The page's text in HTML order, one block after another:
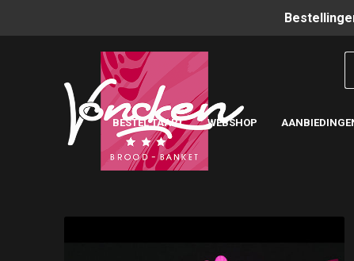
BESTEL TAART WEBSHOP